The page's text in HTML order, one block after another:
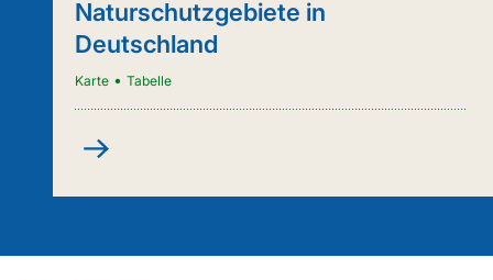
Deutschland
(W-
VO
Art.
Naturschutzgebiete in
Deutschland
Karte • Tabelle
Naturschutzgebiete
Deutschland